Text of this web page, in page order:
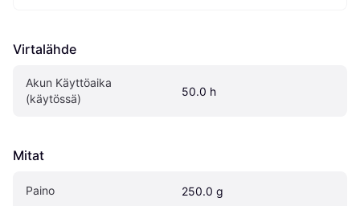
Virtalähde
Akun Käyttöaika
(käytössä)
50.0 h
Mitat
Paino 250.0 g